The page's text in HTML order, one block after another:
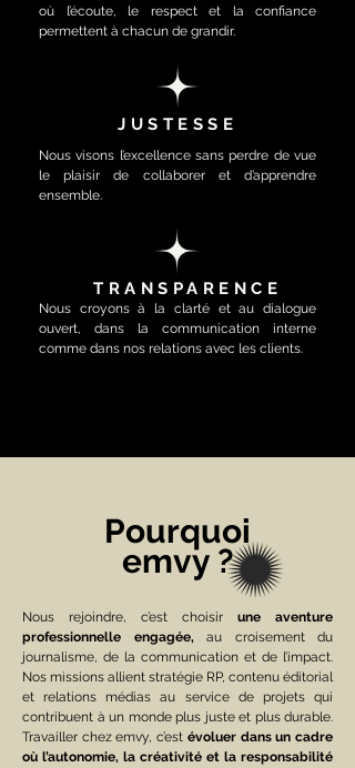
où l’écoute, le respect et la confiance
permettent à chacun de grandir.
JUSTESSE
Nous visons l’excellence sans perdre de vue
le plaisir de collaborer et d’apprendre
ensemble.
TRANSPARENCE
Nous croyons à la clarté et au dialogue
ouvert, dans la communication interne
comme dans nos relations avec les clients.
Pourquoi
emvy ?
Nous rejoindre, c’est choisir une aventure
professionnelle engagée, au croisement du
journalisme, de la communication et de l’impact.
Nos missions allient stratégie RP, contenu éditorial
et relations médias au service de projets qui
contribuent à un monde plus juste et plus durable.
Travailler chez emvy, c’est évoluer dans un cadre
où l’autonomie, la créativité et la responsabilité